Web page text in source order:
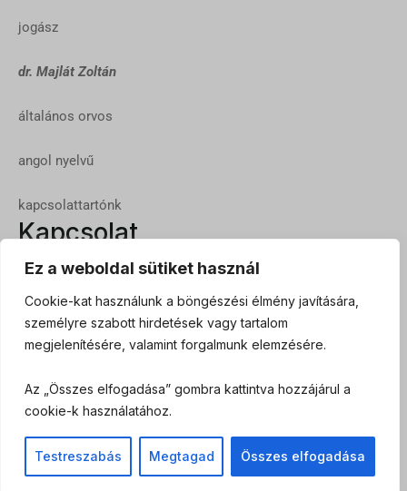
Ez a weboldal sütiket használ
Cookie-kat használunk a böngészési élmény javítására,
személyre szabott hirdetések vagy tartalom
megjelenítésére, valamint forgalmunk elemzésére.
Az „Összes elfogadása” gombra kattintva hozzájárul a
cookie-k használatához.
Testreszabás Megtagad Összes elfogadása
jogász
dr. Majlát Zoltán
általános orvos
angol nyelvű
kapcsolattartónk
Kapcsolat
Dr. Zoltai Erika
Dányi Krisztina
ADATKEZELÉSI ÉS ADATVÉDELMI SZABÁLYZAT